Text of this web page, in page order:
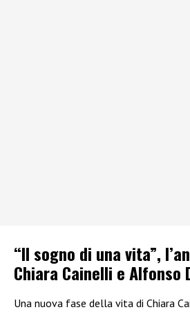
“Il sogno di una vita”,
Chiara Cainelli e Alfonso
Una nuova fase della vita di Chiara